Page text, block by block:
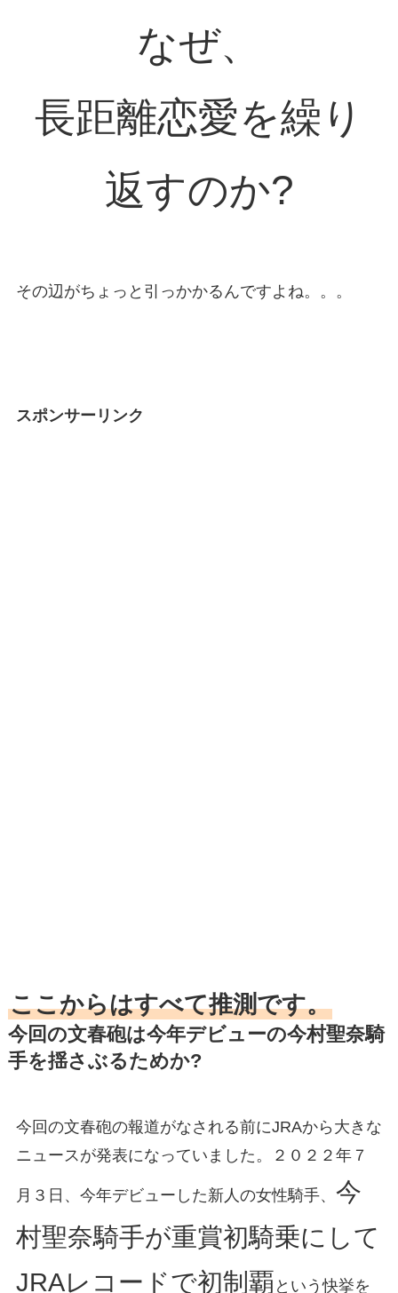
なぜ、
長距離恋愛を繰り
返すのか?
その辺がちょっと引っかかるんですよね。。。
スポンサーリンク
ここからはすべて推測です。
今回の文春砲は今年デビューの今村聖奈騎
手を揺さぶるためか?
今回の文春砲の報道がなされる前にJRAから大きな
ニュースが発表になっていました。２０２２年７
月３日、今年デビューした新人の女性騎手、 今
村聖奈騎手が重賞初騎乗にして
JRAレコードで初制覇 という快挙を